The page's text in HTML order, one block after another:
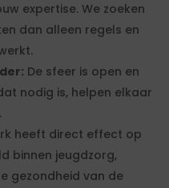
expertise. We zoeken
dan alleen regels en
De sfeer is open en
nodig is, helpen elkaar
heeft direct effect op
binnen jeugdzorg,
gezondheid van de